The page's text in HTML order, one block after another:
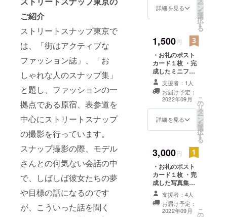
ご紹介
ストリートスナップ東京で
は、「街はアクティブな
ファッション誌」、「お
しゃれな人のスナップ集」
と題し、ファッションの一
拠点である原宿、表参道を
中心にストリートスナップ
の撮影を行っています。
スナップ撮影の際、モデル
さんとの何気ない会話の中
で、しばしば彼女たちの夢
や目標の話になるのです
が、こういった話を聞く
ていくこと
にしまし
詳細を見る ー
ン
を
選
択
す
る
1,500円
・お礼のポスト
カード１枚 ・完
成したミニフォ
トブック（文庫
サイズで写真約
30枚掲載）１冊
※いずれもテーマ
に沿って撮影し
た写真を使用し
支援者：1人
お届け予定：
2022年09月
詳細を見る
こ
の
リ
タ
ー
ン
を
選
択
す
る
3,000円
・お礼のポスト
カード１枚 ・完
成した写真集
（A5サイズで写
真約70枚掲載）
１冊 ※いずれも
テーマに沿って
支援者：4人
お届け予定：
2022年09月
こ
の